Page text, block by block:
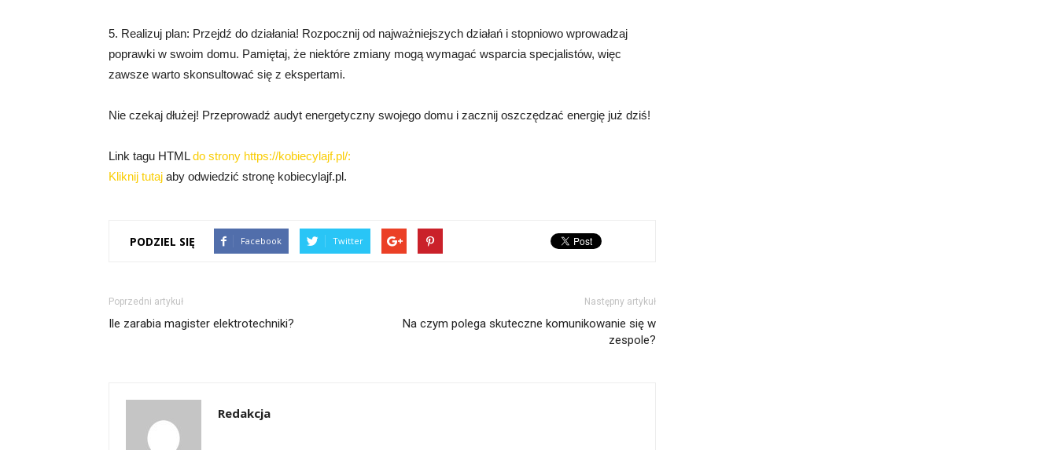
5. Realizuj plan: Przejdź do działania! Rozpocznij od najważniejszych działań i stopniowo wprowadzaj
poprawki w swoim domu. Pamiętaj, że niektóre zmiany mogą wymagać wsparcia specjalistów, więc
zawsze warto skonsultować się z ekspertami.
Nie czekaj dłużej! Przeprowadź audyt energetyczny swojego domu i zacznij oszczędzać energię już dziś!
Link tagu HTMLdo strony https://kobiecylajf.pl/:
Kliknij tutaj aby odwiedzić stronę kobiecylajf.pl.
PODZIEL SIĘ Facebook Twitter
Poprzedni artykuł
Ile zarabia magister elektrotechniki?
Następny artykuł
Na czym polega skuteczne komunikowanie się w
zespole?
Redakcja